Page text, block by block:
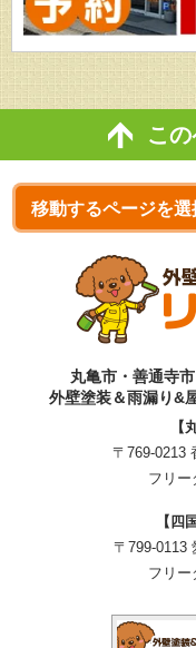
こ
丸亀市・善通寺
外壁塗装＆雨漏り&
【
〒769-0213
フリー
【四
〒799-0113
フリー